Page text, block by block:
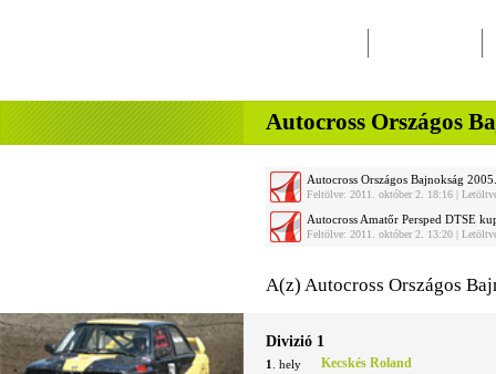
Autocross Országos
Autocross Országos Bajnokság
Feltölve: 2011. október 2. 18:16 |
Autocross Amatőr Persped DTSE
Feltölve: 2011. október 2. 13:20 |
A(z) Autocross Országos
Divizió 1
1 . hely Kecskés Roland